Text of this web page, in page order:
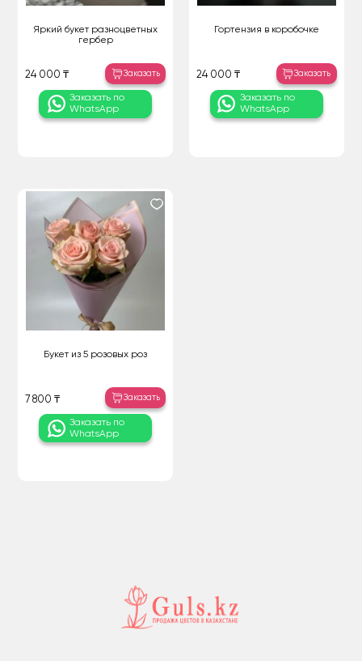
Яркий букет разноцветных
гербер
24 000 ₸ Заказать
Заказать по
WhatsApp
Гортензия в коробочке
24 000 ₸ Заказать
Заказать по
WhatsApp
Букет из 5 розовых роз
7 800 ₸ Заказать
Заказать по
WhatsApp